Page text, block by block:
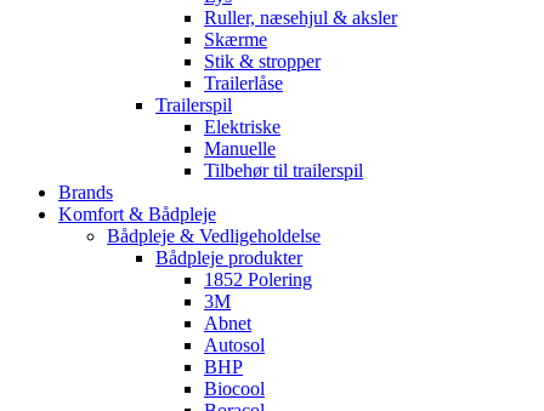
Ruller, næsehjul & aksler
Skærme
Stik & stropper
Trailerlåse
Trailerspil
Elektriske
Manuelle
Tilbehør til trailerspil
Brands
Komfort & Bådpleje
Bådpleje & Vedligeholdelse
Bådpleje produkter
1852 Polering
3M
Abnet
Autosol
BHP
Biocool